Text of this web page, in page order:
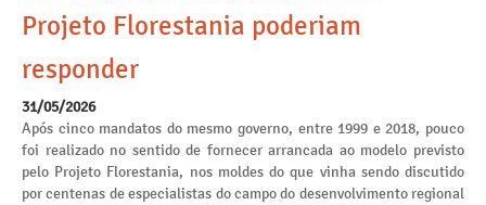
Projeto Florestania poderiam
responder
31/05/2026
Após cinco mandatos do mesmo governo, entre 1999 e 2018, pouco
foi realizado no sentido de fornecer arrancada ao modelo previsto
pelo Projeto Florestania, nos moldes do que vinha sendo discutido
por centenas de especialistas do campo do desenvolvimento regional